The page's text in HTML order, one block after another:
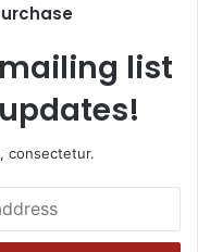
list
consectetur.